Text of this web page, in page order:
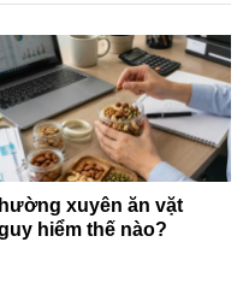
xuyên ăn vặt
hiểm thế nào?